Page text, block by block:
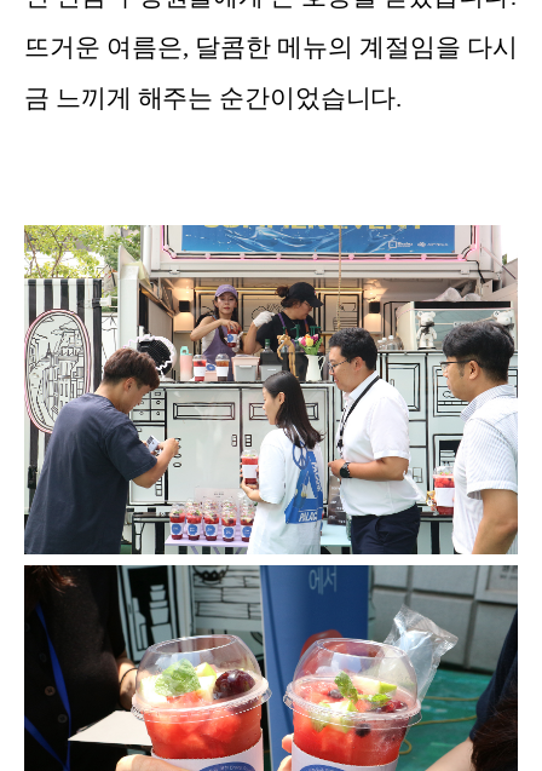
뜨거운 여름은, 달콤한 메뉴의 계절임을 다시
금 느끼게 해주는 순간이었습니다.